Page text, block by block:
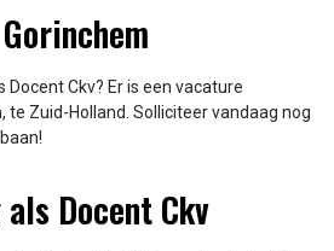
Docent Ckv? Er is een vacature
te Zuid-Holland. Solliciteer vandaag nog
Docent Ckv